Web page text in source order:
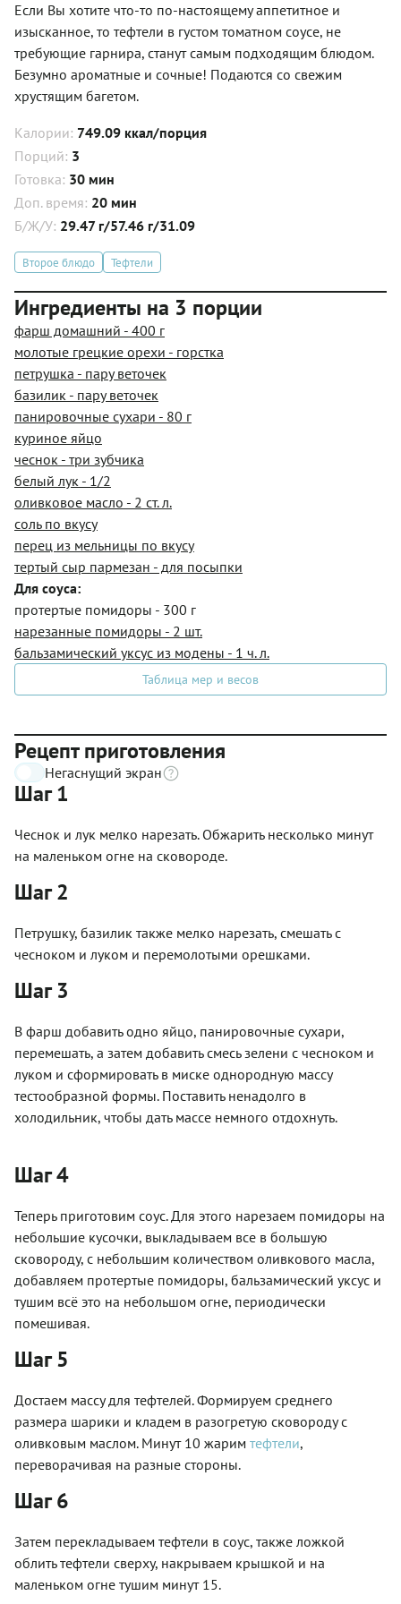
Если Вы хотите что-то по-настоящему аппетитное и
изысканное, то тефтели в густом томатном соусе, не
требующие гарнира, станут самым подходящим блюдом.
Безумно ароматные и сочные! Подаются со свежим
хрустящим багетом.
Калории: 749.09 ккал/порция
Порций: 3
Готовка: 30 мин
Доп. время: 20 мин
Б/Ж/У: 29.47 г/57.46 г/31.09
Второе блюдо Тефтели
Ингредиенты на 3 порции
фарш домашний - 400 г
молотые грецкие орехи - горстка
петрушка - пару веточек
базилик - пару веточек
панировочные сухари - 80 г
куриное яйцо
чеснок - три зубчика
белый лук - 1/2
оливковое масло - 2 ст. л.
соль по вкусу
перец из мельницы по вкусу
тертый сыр пармезан - для посыпки
Для соуса:
протертые помидоры - 300 г
нарезанные помидоры - 2 шт.
бальзамический уксус из модены - 1 ч. л.
Таблица мер и весов
Рецепт приготовления
Негаснущий экран
Шаг 1
Чеснок и лук мелко нарезать. Обжарить несколько минут
на маленьком огне на сковороде.
Шаг 2
Петрушку, базилик также мелко нарезать, смешать с
чесноком и луком и перемолотыми орешками.
Шаг 3
В фарш добавить одно яйцо, панировочные сухари,
перемешать, а затем добавить смесь зелени с чесноком и
луком и сформировать в миске однородную массу
тестообразной формы. Поставить ненадолго в
холодильник, чтобы дать массе немного отдохнуть.
Шаг 4
Теперь приготовим соус. Для этого нарезаем помидоры на
небольшие кусочки, выкладываем все в большую
сковороду, с небольшим количеством оливкового масла,
добавляем протертые помидоры, бальзамический уксус и
тушим всё это на небольшом огне, периодически
помешивая.
Шаг 5
Достаем массу для тефтелей. Формируем среднего
размера шарики и кладем в разогретую сковороду с
оливковым маслом. Минут 10 жарим тефтели,
переворачивая на разные стороны.
Шаг 6
Затем перекладываем тефтели в соус, также ложкой
облить тефтели сверху, накрываем крышкой и на
маленьком огне тушим минут 15.